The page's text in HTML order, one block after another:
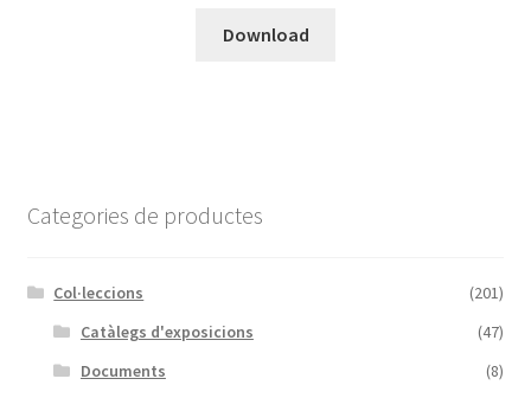
Download
Categories de productes
Col·leccions
(201)
Catàlegs d'exposicions
(47)
Documents
(8)